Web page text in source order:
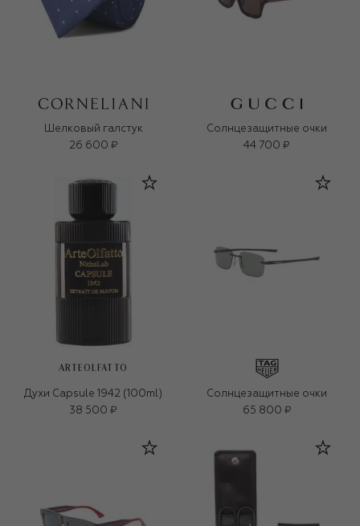
Шелковый галстук
26 600 ₽
Солнцезащитные очки
44 700 ₽
ARTEOLFATTO
Духи Capsule 1942 (100ml)
38 500 ₽
Солнцезащитные очки
65 800 ₽